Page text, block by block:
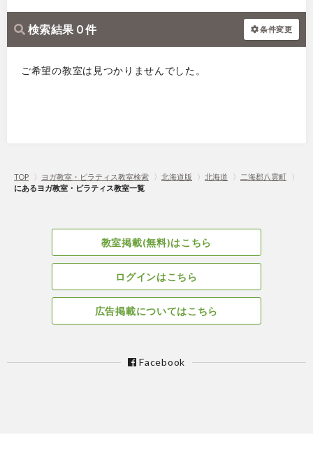
検索結果 0 件 条件変更
ご希望の教室は見つかりませんでした。
TOP 〉 ヨガ教室・ピラティス教室検索 〉 北海道版 〉 北海道 〉 二海郡八雲町
〉
にあるヨガ教室・ピラティス教室一覧
教室掲載(無料)はこちら
ログインはこちら
広告掲載についてはこちら
Facebook